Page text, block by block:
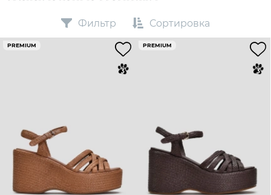
Фильтр Сортировка
PREMIUM PREMIUM